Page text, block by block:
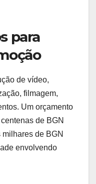
para
de vídeo,
filmagem,
Um orçamento
de BGN
de BGN
envolvendo